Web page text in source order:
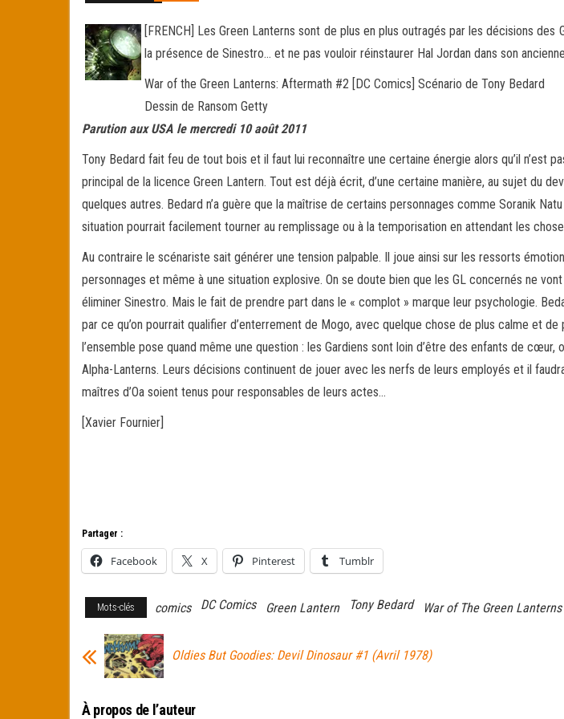
[FRENCH] Les Green Lanterns sont de plus en plus outragés par les décisions
la présence de Sinestro… et ne pas vouloir réinstaurer Hal Jordan dans son
War of the Green Lanterns: Aftermath #2 [DC Comics] Scénario de Tony Bedard
Dessin de Ransom Getty
Parution aux USA le mercredi 10 août 2011
Tony Bedard fait feu de tout bois et il faut lui reconnaître une certaine énergie alors qu’il n’est
principal de la licence Green Lantern. Tout est déjà écrit, d’une certaine manière, au sujet du
quelques autres. Bedard n’a guère que la maîtrise de certains personnages comme Soranik
situation pourrait facilement tourner au remplissage ou à la temporisation en attendant les
Au contraire le scénariste sait générer une tension palpable. Il joue ainsi sur les ressorts
personnages et même à une situation explosive. On se doute bien que les GL concernés ne
éliminer Sinestro. Mais le fait de prendre part dans le « complot » marque leur psychologie.
par ce qu’on pourrait qualifier d’enterrement de Mogo, avec quelque chose de plus calme et de
l’ensemble pose quand même une question : les Gardiens sont loin d’être des enfants de cœur,
Alpha-Lanterns. Leurs décisions continuent de jouer avec les nerfs de leurs employés et il
maîtres d’Oa soient tenus pour responsables de leurs actes…
[Xavier Fournier]
Partager :
Facebook X Pinterest Tumblr
Mots-clés comics DC Comics Green Lantern Tony Bedard War of The Green Lanterns
Oldies But Goodies: Devil Dinosaur #1 (Avril 1978)
À propos de l’auteur